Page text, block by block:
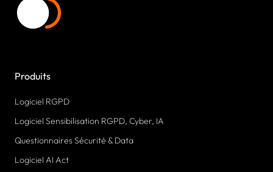
Produits
Logiciel RGPD
Logiciel Sensibilisation RGPD, Cyber, IA
Questionnaires Sécurité & Data
Logiciel AI Act